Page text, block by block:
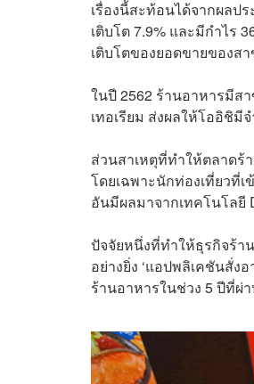
เรื่องนี้สะท้อนได้จากผลป
เติบโต 7.9% และมีกำไร
เติบโตของยอดขายของส
ในปี 2562 ร้านอาหารมีส
เทอเรียม ส่งผลให้โออิชิ
ส่วนสาเหตุที่ทำให้ตลาดร้
โดยเฉพาะนักท่องเที่ยวที่เ
อันมีผลมาจากเทคโนโลยี
ปัจจัยหนึ่งที่ทำให้ธุรกิจร้า
อย่างยิ่ง ‘แอปพลิเคชันสั่ง
ร้านอาหารในช่วง 5 ปีที่ผ่